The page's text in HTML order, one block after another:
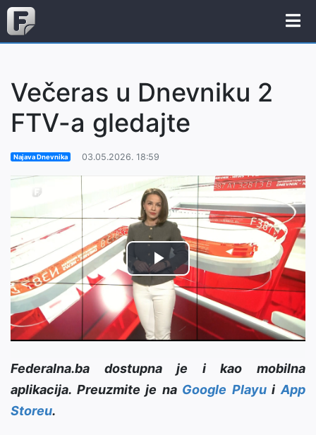
Večeras u Dnevniku 2
FTV-a gledajte
Najava Dnevnika 03.05.2026. 18:59
Play
Video
Federalna.ba dostupna je i kao mobilna
aplikacija. Preuzmite je na Google PlayuiApp
Storeu.